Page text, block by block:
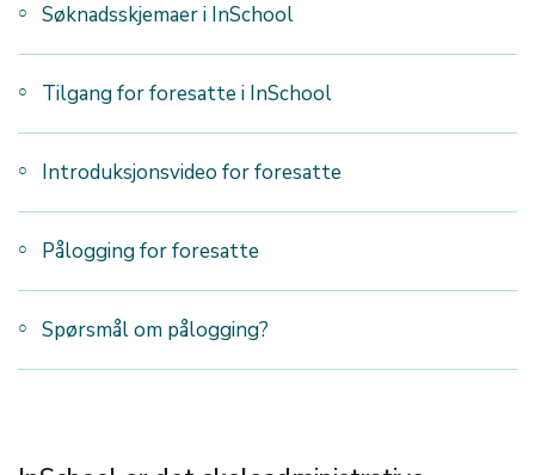
Søknadsskjemaer i InSchool
Tilgang for foresatte i InSchool
Introduksjonsvideo for foresatte
Pålogging for foresatte
Spørsmål om pålogging?